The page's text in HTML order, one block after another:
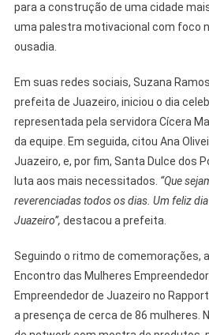
para a construção de uma cidade
uma palestra motivacional com foco
ousadia.
Em suas redes sociais, Suzana
prefeita de Juazeiro, iniciou o dia
representada pela servidora Cícera
da equipe. Em seguida, citou Ana
Juazeiro, e, por fim, Santa Dulce dos
luta aos mais necessitados. “Que
reverenciadas todos os dias. Um feliz
Juazeiro”, destacou a prefeita.
Seguindo o ritmo de comemorações,
Encontro das Mulheres
Empreendedor de Juazeiro no
a presença de cerca de 86 mulheres.